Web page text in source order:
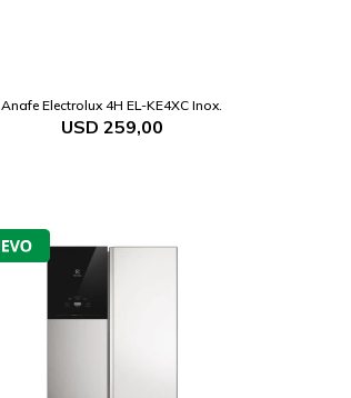
Anafe Electrolux 4H EL-KE4XC Inox.
USD 259,00